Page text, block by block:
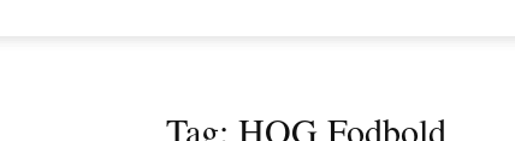
Tag: HOG Fodbold